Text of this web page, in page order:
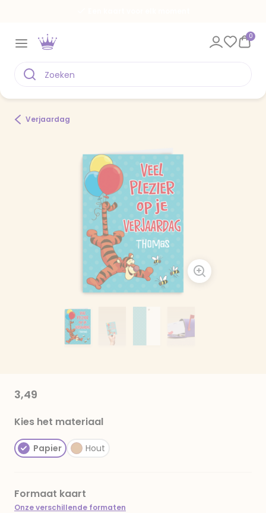
0
Verjaardag
3,49
Kies het materiaal
Papier Hout
Formaat kaart
Onze verschillende formaten